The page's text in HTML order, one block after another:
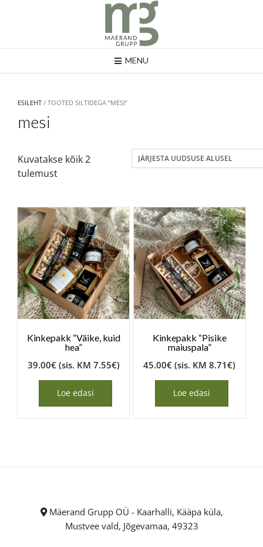
MENU
ESILEHT / TOOTED SILTIDEGA “MESI”
mesi
Kuvatakse kõik 2
tulemust
Kinkepakk “Väike, kuid
hea”
39.00€ (sis. KM 7.55€)
Loe edasi
Kinkepakk “Pisike
maiuspala”
45.00€ (sis. KM8.71€)
Loe edasi
Mäerand Grupp OÜ - Kaarhalli, Kääpa küla,
Mustvee vald, Jõgevamaa, 49323